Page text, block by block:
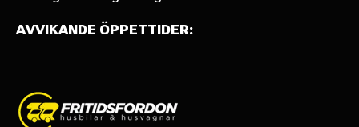
AVVIKANDE ÖPPETTIDER: